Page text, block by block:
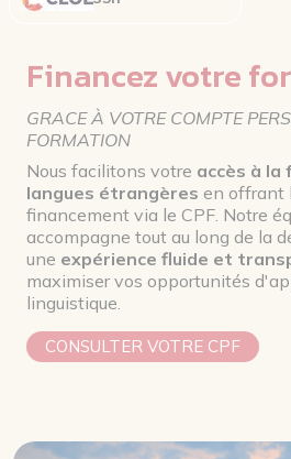
Financez votre
GRACE À VOTRE COMPTE
FORMATION
Nous facilitons votre accès à la
langues étrangères en offrant
financement via le CPF. Notre
accompagne tout au long de la
une expérience fluide et
maximiser vos opportunités
linguistique.
CONSULTER VOTRE CPF